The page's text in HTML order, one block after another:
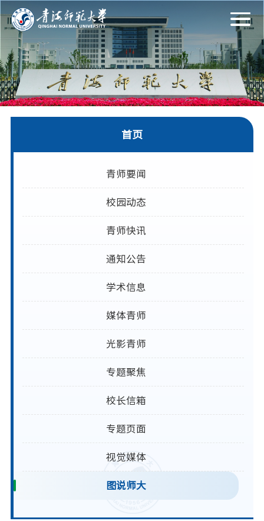
首页
青师要闻
校园动态
青师快讯
通知公告
学术信息
媒体青师
光影青师
专题聚焦
校长信箱
专题页面
视觉媒体
图说师大